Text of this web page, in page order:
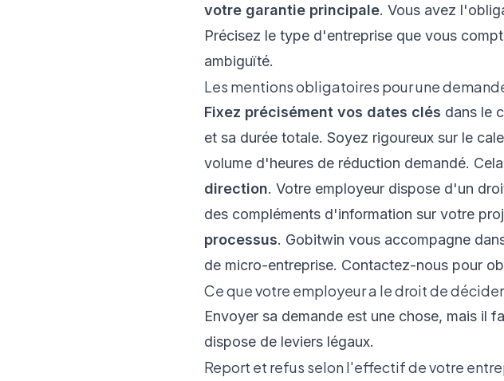
votre garantie principale. Vous avez
Précisez le type d'entreprise que vous
ambiguïté.
Les mentions obligatoires pour une
Fixez précisément vos dates clés dans le
et sa durée totale. Soyez rigoureux sur le
volume d'heures de réduction demandé.
direction. Votre employeur dispose d'un
des compléments d'information sur votre
processus. Gobitwin vous accompagne
de micro-entreprise. Contactez-nous pour
Ce que votre employeur a le droit de décider
Envoyer sa demande est une chose, mais il
dispose de leviers légaux.
Report et refus selon l'effectif de votre